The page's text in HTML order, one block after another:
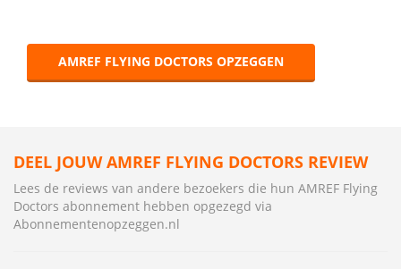
AMREF FLYING DOCTORS OPZEGGEN
DEEL JOUW AMREF FLYING DOCTORS REVIEW
Lees de reviews van andere bezoekers die hun AMREF Flying
Doctors abonnement hebben opgezegd via
Abonnementenopzeggen.nl